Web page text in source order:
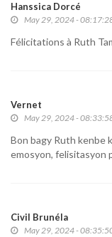
Hanssica Dorcé
May 29, 2024 -
Félicitations à Ruth
Vernet
May 29, 2024 -
Bon bagy Ruth kenbe
emosyon, felisitasyon
Civil Brunéla
May 29, 2024 -